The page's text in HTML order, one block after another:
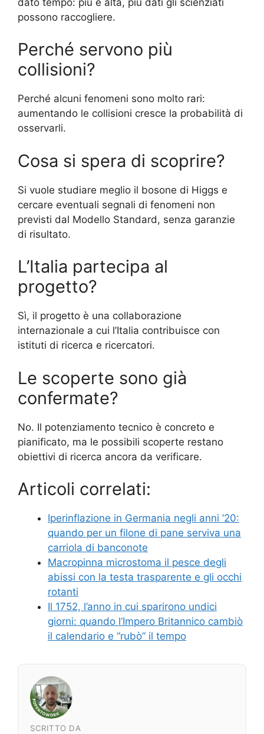
possono raccogliere.
Perché servono più
collisioni?
Perché alcuni fenomeni sono molto rari:
aumentando le collisioni cresce la probabilità di
osservarli.
Cosa si spera di scoprire?
Si vuole studiare meglio il bosone di Higgs e
cercare eventuali segnali di fenomeni non
previsti dal Modello Standard, senza garanzie
di risultato.
L’Italia partecipa al
progetto?
Sì, il progetto è una collaborazione
internazionale a cui l’Italia contribuisce con
istituti di ricerca e ricercatori.
Le scoperte sono già
confermate?
No. Il potenziamento tecnico è concreto e
pianificato, ma le possibili scoperte restano
obiettivi di ricerca ancora da verificare.
Articoli correlati:
Iperinflazione in Germania negli anni ’20:
quando per un filone di pane serviva una
carriola di banconote
Macropinna microstoma il pesce degli
abissi con la testa trasparente e gli occhi
rotanti
Il 1752, l’anno in cui sparirono undici
giorni: quando l’Impero Britannico cambiò
il calendario e “rubò” il tempo
SCRITTO DA